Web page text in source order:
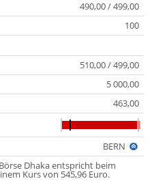
490,00 / 499,00
100
510,00 / 499,00
5 000,00
463,00
BERN
Dhaka entspricht beim
Kurs von 545,96 Euro.